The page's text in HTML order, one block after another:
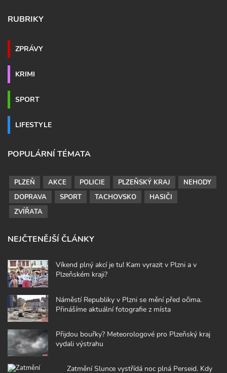
RUBRIKY
ZPRÁVY
KRIMI
SPORT
LIFESTYLE
POPULÁRNÍ TÉMATA
PLZEŇ AKCE POLICIE PLZEŇSKÝ KRAJ
NEHODY
DOPRAVA
SPORT TACHOVSKO
HASIČI
ZVÍŘATA
NEJČTENĚJŠÍ ČLÁNKY
Víkend plný akcí je tu! Kam vyrazit v Plzni a v
Plzeňském kraji?
Náměstí Republiky v Plzni se mění před očima.
Přinášíme aktuální fotografie z místa
Přijdou bouřky? Meteorologové pro Plzeňský kraj
vydali výstrahu
Zatmění Slunce vystřídá noc plná Perseid. Kdy